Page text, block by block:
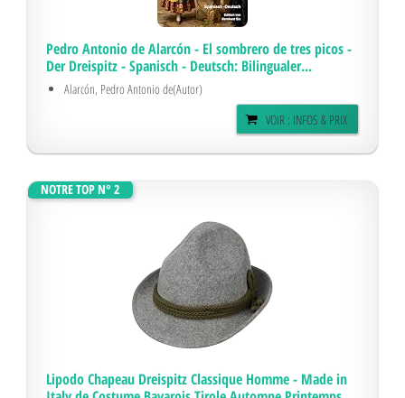
Pedro Antonio de Alarcón - El sombrero de tres picos -
Der Dreispitz - Spanisch - Deutsch: Bilingualer...
Alarcón, Pedro Antonio de(Autor)
VOIR : INFOS & PRIX
NOTRE TOP N° 2
Lipodo Chapeau Dreispitz Classique Homme - Made in